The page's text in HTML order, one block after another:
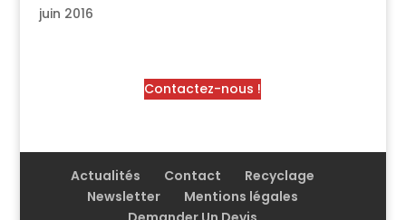
juin 2016
Contactez-nous !
Actualités Contact
Recyclage
Newsletter
Mentions légales